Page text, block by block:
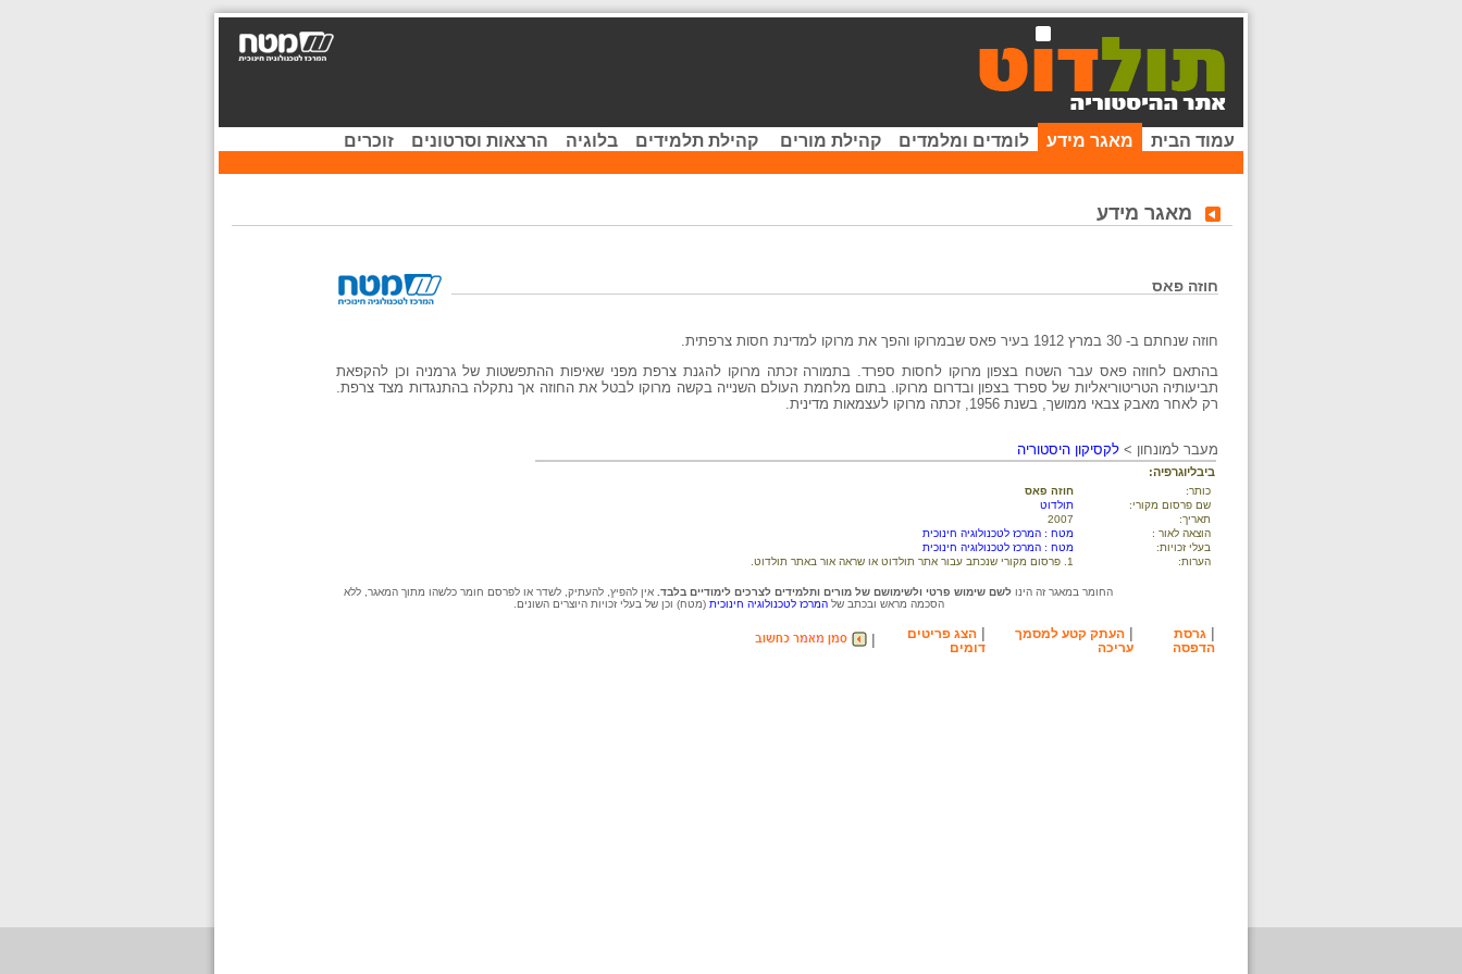
עמוד הבית מאגר מידע לומדים ומלמדים קהילת מורים קהילת תלמידים בלוגיה הרצאות וסרטונים זוכרים
מאגר מידע
חוזה פאס
חוזה שנחתם ב- 30 במרץ 1912 בעיר פאס שבמרוקו והפך את מרוקו למדינת חסות צרפתית.
בהתאם לחוזה פאס עבר השטח בצפון מרוקו לחסות ספרד. בתמורה זכתה מרוקו להגנת צרפת מפני שאיפות ההתפשטות של גרמניה וכן להקפאת
תביעותיה הטריטוריאליות של ספרד בצפון ובדרום מרוקו. בתום מלחמת העולם השנייה בקשה מרוקו לבטל את החוזה אך נתקלה בהתנגדות מצד צרפת.
רק לאחר מאבק צבאי ממושך, בשנת 1956, זכתה מרוקו לעצמאות מדינית.
מעבר למונחון > לקסיקון היסטוריה
ביבליוגרפיה:
כותר:
חוזה פאס
שם פרסום מקורי:
תולדוט
תאריך:
2007
הוצאה לאור :
מטח : המרכז לטכנולוגיה חינוכית
בעלי זכויות:
מטח : המרכז לטכנולוגיה חינוכית
הערות:
1. פרסום מקורי שנכתב עבור אתר תולדוט או שראה אור באתר תולדוט.
החומר במאגר זה הינו לשם שימוש פרטי ולשימושם של מורים ותלמידים לצרכים לימודיים בלבד. אין להפיץ, להעתיק, לשדר או לפרסם חומר כלשהו מתוך המאגר, ללא
הסכמה מראש ובכתב שלהמרכז לטכנולוגיה חינוכית (מטח) וכן של בעלי זכויות היוצרים השונים.
| גרסת
הדפסה
| העתק קטע למסמך
עריכה
| הצג פריטים
דומים
|